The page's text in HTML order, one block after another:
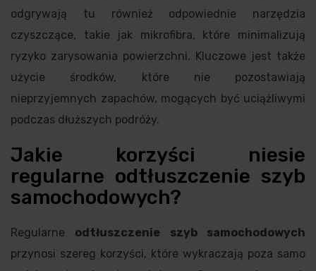
odgrywają tu również odpowiednie narzędzia
czyszczące, takie jak mikrofibra, które minimalizują
ryzyko zarysowania powierzchni. Kluczowe jest także
użycie środków, które nie pozostawiają
nieprzyjemnych zapachów, mogących być uciążliwymi
podczas dłuższych podróży.
Jakie korzyści niesie
regularne odtłuszczenie szyb
samochodowych?
Regularne odtłuszczenie szyb samochodowych
przynosi szereg korzyści, które wykraczają poza samo